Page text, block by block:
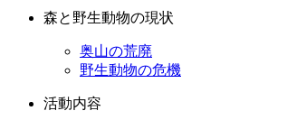
森と野生動物の現状
奥山の荒廃
野生動物の危機
活動内容